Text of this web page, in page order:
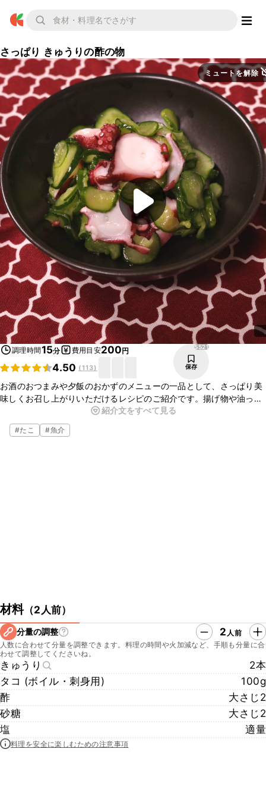
さっぱり きゅうりの酢の物
ミュートを解除
調理時間15分 費用目安200円
4.50 (113)
5521
保存
お酒のおつまみや夕飯のおかずのメニューの一品として、さっぱり美
味しくお召し上がりいただけるレシピのご紹介です。揚げ物や油っぽ
い料理と組み合わせれば、バランス良く味わえます。切って和えるだ
けなので、ぜひお試しください！
紹介文をすべて見る
#たこ #魚介
材料（2人前）
分量の調整 2 人前
人数に合わせて分量を調整できます。料理の時間や火加減など、手順も分量に合
わせて調整してくださいね。
きゅうり
2本
タコ (ボイル・刺身用)
100g
酢
大さじ2
砂糖
大さじ2
塩
適量
料理を安全に楽しむための注意事項